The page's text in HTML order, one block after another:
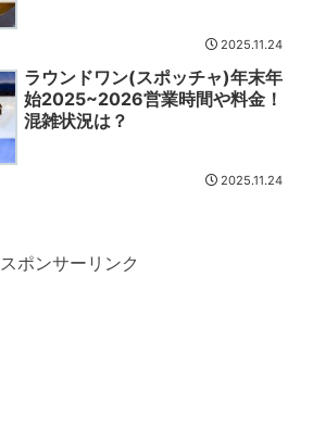
2025.11.24
ラウンドワン(スポッチャ)年末年
始2025~2026営業時間や料金！
混雑状況は？
2025.11.24
スポンサーリンク